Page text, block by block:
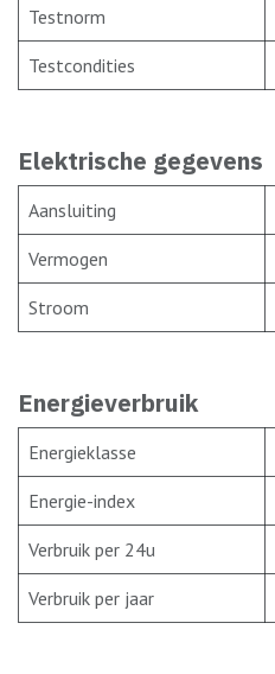
Testnorm
Testcondities
Elektrische gegevens
Aansluiting
Vermogen
Stroom
Energieverbruik
Energieklasse
Energie-index
Verbruik per 24u
Verbruik per jaar